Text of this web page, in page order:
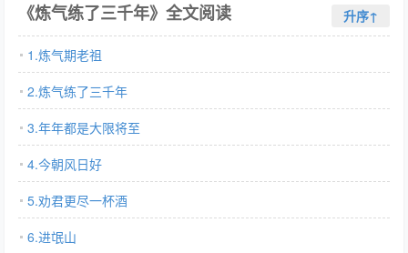
《炼气练了三千年》全文阅读 升序↑
1.炼气期老祖
2.炼气练了三千年
3.年年都是大限将至
4.今朝风日好
5.劝君更尽一杯酒
6.进氓山